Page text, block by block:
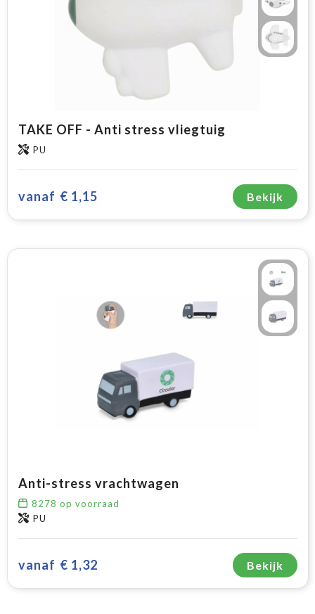
TAKE OFF - Anti stress vliegtuig
PU
vanaf € 1,15 Bekijk
Anti-stress vrachtwagen
8278 op voorraad
PU
vanaf € 1,32 Bekijk